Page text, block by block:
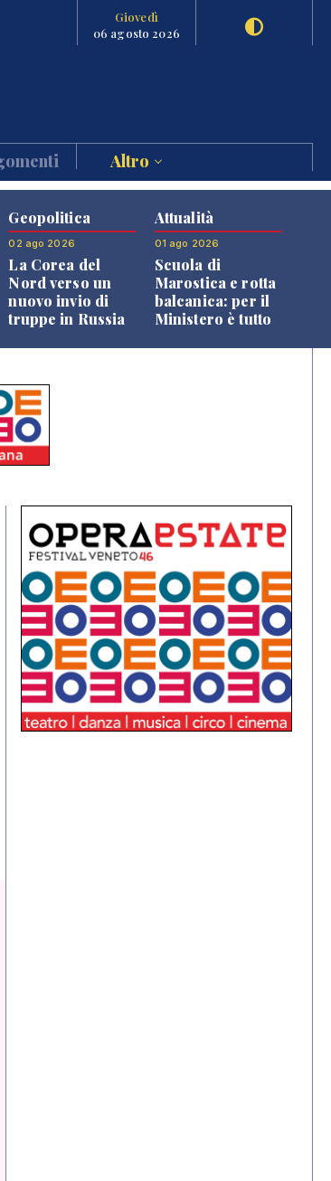
Giovedì
06 agosto 2026
Altro
Geopolitica
02 ago 2026
La Corea del
Nord verso un
nuovo invio di
truppe in Russia
Attualità
01 ago 2026
Scuola di
Marostica e rotta
balcanica: per il
Ministero è tutto